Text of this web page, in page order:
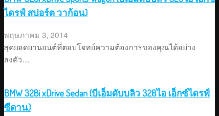
ไดรฟ์ สปอร์ต วาก้อน)
พฤษภาคม 3, 2014
สุดยอดยานยนต์ที่ตอบโจทย์ความต้องการของคุณได้อย่าง
ลงตัว…
BMW 328i xDrive Sedan (บีเอ็มดับบลิว 328ไอ เอ็กซ์ไดรฟ์
ซีดาน)